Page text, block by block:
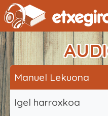
Manuel Lekuona
Igel harroxkoa